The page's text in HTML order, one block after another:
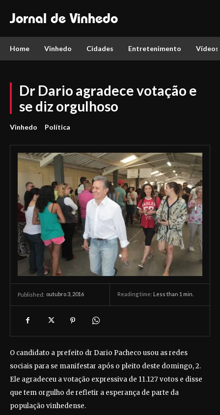
Jornal de Vinhedo
Home Vinhedo Cidades Entretenimento Vídeos
Dr Dario agradece votação e
se diz orgulhoso
Vinhedo Política
Published: outubro 3, 2016 Reading time: Less than 1 min.
O candidato a prefeito dr Dario Pacheco usou as redes
sociais para se manifestar após o pleito deste domingo, 2.
Ele agradeceu a votação expressiva de 11.127 votos e disse
que tem orgulho de refletir a esperança de parte da
população vinhedense.